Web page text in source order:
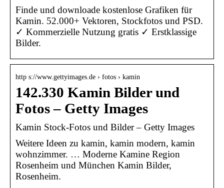
Finde und downloade kostenlose Grafiken für
Kamin. 52.000+ Vektoren, Stockfotos und PSD.
✓ Kommerzielle Nutzung gratis ✓ Erstklassige
Bilder.
http s://www.gettyimages.de › fotos › kamin
142.330 Kamin Bilder und
Fotos – Getty Images
Kamin Stock-Fotos und Bilder – Getty Images
Weitere Ideen zu kamin, kamin modern, kamin
wohnzimmer. … Moderne Kamine Region
Rosenheim und München Kamin Bilder,
Rosenheim.